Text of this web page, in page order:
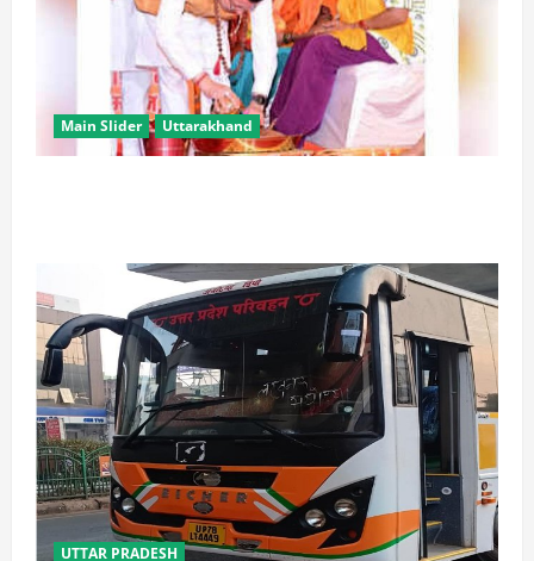
Main Slider Uttarakhand
UTTAR PRADESH